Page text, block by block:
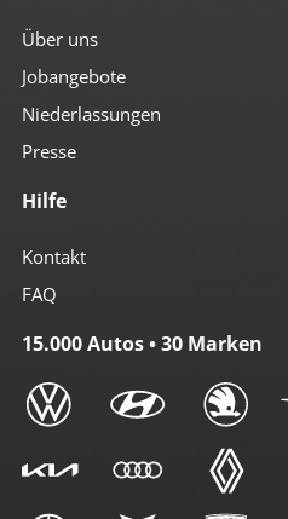
Über uns
Jobangebote
Niederlassungen
Presse
Hilfe
Kontakt
FAQ
15.000 Autos • 30 Marken